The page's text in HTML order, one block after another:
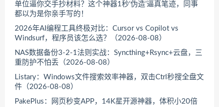
单位逼你交手抄材料？这个神器1秒‘伪造’逼真笔迹，同事
都以为是你亲手写的！
2026年AI编程工具终极对比：Cursor vs Copilot vs
Windsurf，程序员该怎么选？（2026-08-08）
NAS数据备份3-2-1法则实战：Syncthing+Rsync+云盘，三
重防护不怕丢（2026-08-08）
Listary：Windows文件搜索效率神器，双击Ctrl秒搜全盘文
件（2026-08-08）
PakePlus：网页秒变APP，14K星开源神器，体积小20倍